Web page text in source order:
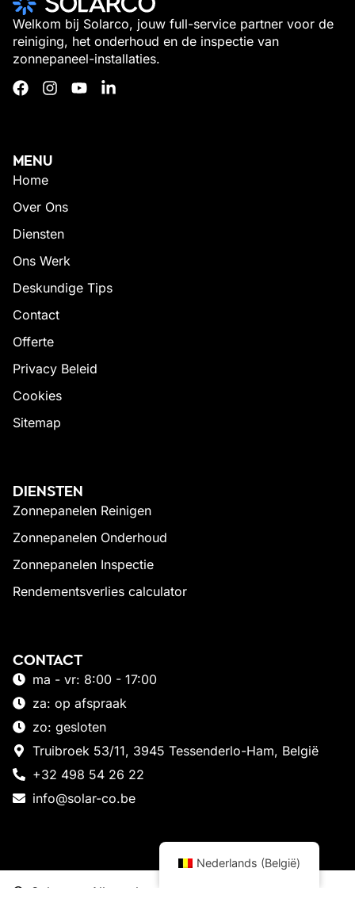
Welkom bij Solarco, jouw full-service partner voor de
reiniging, het onderhoud en de inspectie van
zonnepaneel-installaties.
MENU
Home
Over Ons
Diensten
Ons Werk
Deskundige Tips
Contact
Offerte
Privacy Beleid
Cookies
Sitemap
DIENSTEN
Zonnepanelen Reinigen
Zonnepanelen Onderhoud
Zonnepanelen Inspectie
Rendementsverlies calculator
CONTACT
ma - vr: 8:00 - 17:00
za: op afspraak
zo: gesloten
Truibroek 53/11, 3945 Tessenderlo-Ham, België
+32 498 54 26 22
info@solar-co.be
Solarco - Alle rechten voorbehouden
Nederlands (België)